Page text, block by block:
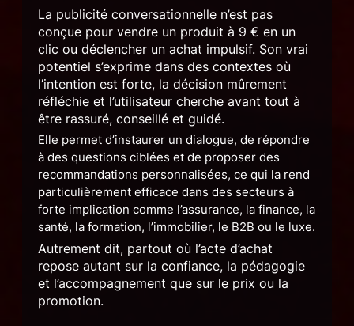
La publicité conversationnelle n’est pas
conçue pour vendre un produit à 9 € en un
clic ou déclencher un achat impulsif. Son vrai
potentiel s’exprime dans des contextes où
l’intention est forte, la décision mûrement
réfléchie et l’utilisateur cherche avant tout à
être rassuré, conseillé et guidé.
Elle permet d’instaurer un dialogue, de répondre
à des questions ciblées et de proposer des
recommandations personnalisées, ce qui la rend
particulièrement efficace dans des secteurs à
forte implication comme l’assurance, la finance, la
santé, la formation, l’immobilier, le B2B ou le luxe.
Autrement dit, partout où l’acte d’achat
repose autant sur la confiance, la pédagogie
et l’accompagnement que sur le prix ou la
promotion.